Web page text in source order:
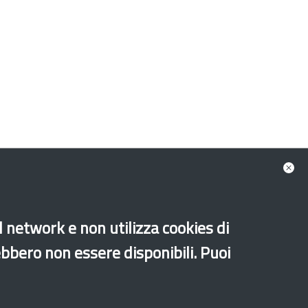
e non utilizza cookies di
non essere disponibili. Puoi
Old website